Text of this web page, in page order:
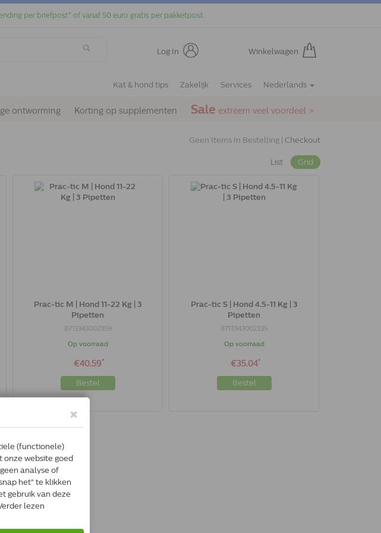
per briefpost* of vanaf 50 euro gratis per pakketpost.
Log In Winkelwagen
Kat & hond tips Zakelijk Services Nederlands
ontworming Korting op supplementen Sale extreem veel voordeel >
Geen Items In Bestelling | Checkout
List Grid
Prac-tic M | Hond 11-22 Kg | 3
Pipetten
8713343002359
Op voorraad
€40.59*
Bestel
Prac-tic S | Hond 4.5-11 Kg | 3
Pipetten
8713343002335
Op voorraad
€35.04*
Bestel